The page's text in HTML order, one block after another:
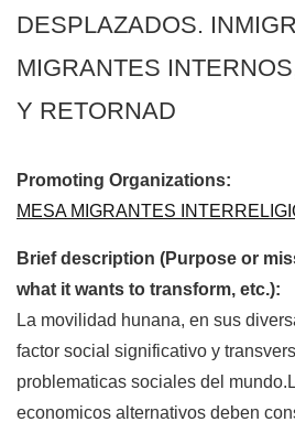
DESPLAZADOS.
MIGRANTES
Y RETORNAD
Promoting Organizations:
MESA MIGRANTES
Brief description (Purpose or
what it wants to transform, etc.):
La movilidad hunana, en sus
factor social significativo y
problematicas sociales del
economicos alternativos deben